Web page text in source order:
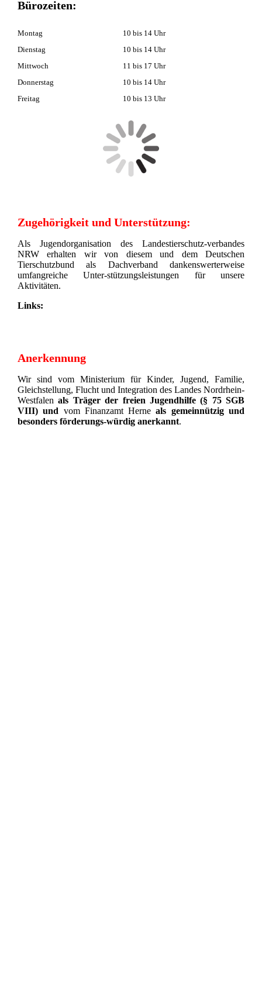
Bürozeiten:
Montag
10 bis 14 Uhr
Dienstag
10 bis 14 Uhr
Mittwoch
11 bis 17 Uhr
Donnerstag
10 bis 14 Uhr
Freitag
10 bis 13 Uhr
Zugehörigkeit und Unterstützung:
Als Jugendorganisation des Landestierschutz-verbandes
NRW erhalten wir von diesem und dem Deutschen
Tierschutzbund als Dachverband dankenswerterweise
umfangreiche Unter-stützungsleistungen für unsere
Aktivitäten.
Links:
Anerkennung
Wir sind vom Ministerium für Kinder, Jugend, Familie,
Gleichstellung, Flucht und Integration des Landes Nordrhein-
Westfalenals Träger der freien Jugendhilfe (§ 75 SGB
VIII) und vom Finanzamt Herneals gemeinnützig und
besonders förderungs-würdig anerkannt.